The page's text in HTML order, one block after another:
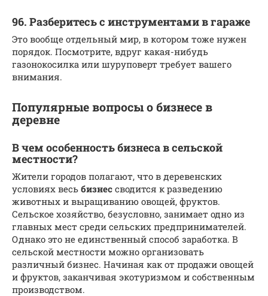
96. Разберитесь с инструментами в гараже
Это вообще отдельный мир, в котором тоже нужен
порядок. Посмотрите, вдруг какая-нибудь
газонокосилка или шуруповерт требует вашего
внимания.
Популярные вопросы о бизнесе в
деревне
В чем особенность бизнеса в сельской
местности?
Жители городов полагают, что в деревенских
условиях весь бизнес сводится к разведению
животных и выращиванию овощей, фруктов.
Сельское хозяйство, безусловно, занимает одно из
главных мест среди сельских предпринимателей.
Однако это не единственный способ заработка. В
сельской местности можно организовать
различный бизнес. Начиная как от продажи овощей
и фруктов, заканчивая экотуризмом и собственным
производством.